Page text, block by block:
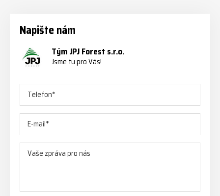
Napište nám
Tým JPJ Forest s.r.o.
Jsme tu pro Vás!